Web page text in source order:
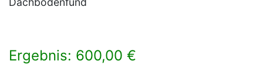
Ergebnis: 600,00 €